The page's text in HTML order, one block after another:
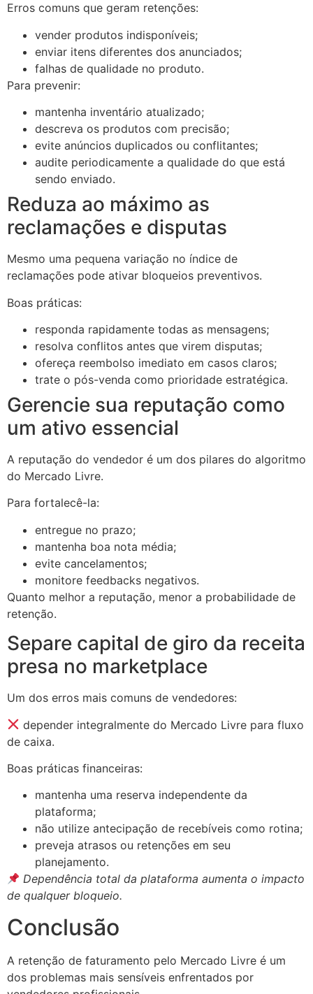
Erros comuns que geram retenções:
vender produtos indisponíveis;
enviar itens diferentes dos anunciados;
falhas de qualidade no produto.
Para prevenir:
mantenha inventário atualizado;
descreva os produtos com precisão;
evite anúncios duplicados ou conflitantes;
audite periodicamente a qualidade do que está
sendo enviado.
Reduza ao máximo as
reclamações e disputas
Mesmo uma pequena variação no índice de
reclamações pode ativar bloqueios preventivos.
Boas práticas:
responda rapidamente todas as mensagens;
resolva conflitos antes que virem disputas;
ofereça reembolso imediato em casos claros;
trate o pós-venda como prioridade estratégica.
Gerencie sua reputação como
um ativo essencial
A reputação do vendedor é um dos pilares do algoritmo
do Mercado Livre.
Para fortalecê-la:
entregue no prazo;
mantenha boa nota média;
evite cancelamentos;
monitore feedbacks negativos.
Quanto melhor a reputação, menor a probabilidade de
retenção.
Separe capital de giro da receita
presa no marketplace
Um dos erros mais comuns de vendedores:
depender integralmente do Mercado Livre para fluxo
de caixa.
Boas práticas financeiras:
mantenha uma reserva independente da
plataforma;
não utilize antecipação de recebíveis como rotina;
preveja atrasos ou retenções em seu
planejamento.
Dependência total da plataforma aumenta o impacto
de qualquer bloqueio.
Conclusão
A retenção de faturamento pelo Mercado Livre é um
dos problemas mais sensíveis enfrentados por